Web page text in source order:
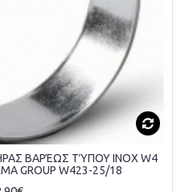
ΒΑΡΈΩΣ ΤΎΠΟΥ INOX W4
GROUP W423-25/18